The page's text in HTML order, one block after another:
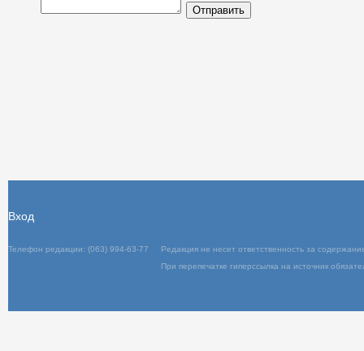
Отправить
Телефон редакции: (063) 994-63-77
При